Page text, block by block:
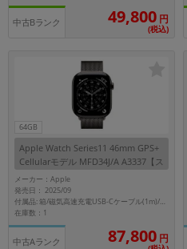
中古Bランク 49,800 円
(税込)
64GB
Apple Watch Series11 46mm GPS+
Cellularモデル MFD34J/A A3337【ス
レートチタニウムケース/スレートミ
ラネーゼループ（S/M）】
メーカー：Apple
発売日： 2025/09
付属品: 箱/磁気高速充電USB-Cケーブル(1m)/スレートミラネーゼループ（S/M）/マニュアル
在庫数：1
中古Aランク 87,800 円